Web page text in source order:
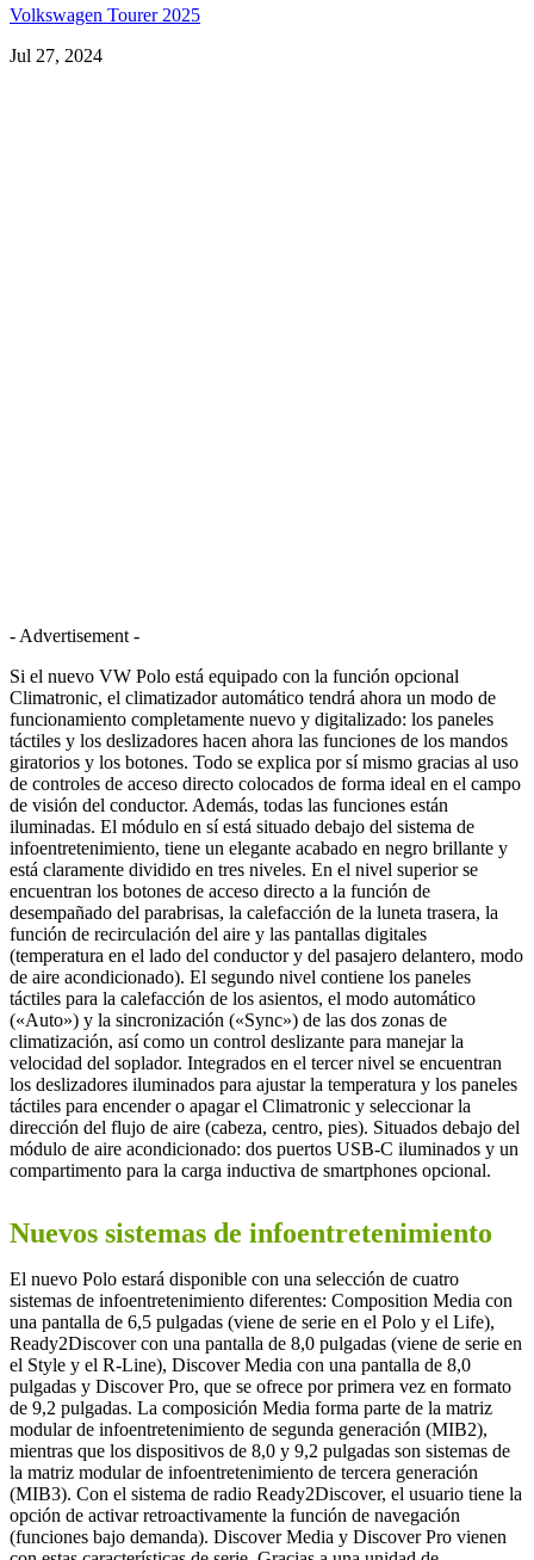
Volkswagen Tourer 2025
Jul 27, 2024
- Advertisement -
Si el nuevo VW Polo está equipado con la función opcional
Climatronic, el climatizador automático tendrá ahora un modo de
funcionamiento completamente nuevo y digitalizado: los paneles
táctiles y los deslizadores hacen ahora las funciones de los mandos
giratorios y los botones. Todo se explica por sí mismo gracias al uso
de controles de acceso directo colocados de forma ideal en el campo
de visión del conductor. Además, todas las funciones están
iluminadas. El módulo en sí está situado debajo del sistema de
infoentretenimiento, tiene un elegante acabado en negro brillante y
está claramente dividido en tres niveles. En el nivel superior se
encuentran los botones de acceso directo a la función de
desempañado del parabrisas, la calefacción de la luneta trasera, la
función de recirculación del aire y las pantallas digitales
(temperatura en el lado del conductor y del pasajero delantero, modo
de aire acondicionado). El segundo nivel contiene los paneles
táctiles para la calefacción de los asientos, el modo automático
(«Auto») y la sincronización («Sync») de las dos zonas de
climatización, así como un control deslizante para manejar la
velocidad del soplador. Integrados en el tercer nivel se encuentran
los deslizadores iluminados para ajustar la temperatura y los paneles
táctiles para encender o apagar el Climatronic y seleccionar la
dirección del flujo de aire (cabeza, centro, pies). Situados debajo del
módulo de aire acondicionado: dos puertos USB-C iluminados y un
compartimento para la carga inductiva de smartphones opcional.
Nuevos sistemas de infoentretenimiento
El nuevo Polo estará disponible con una selección de cuatro
sistemas de infoentretenimiento diferentes: Composition Media con
una pantalla de 6,5 pulgadas (viene de serie en el Polo y el Life),
Ready2Discover con una pantalla de 8,0 pulgadas (viene de serie en
el Style y el R-Line), Discover Media con una pantalla de 8,0
pulgadas y Discover Pro, que se ofrece por primera vez en formato
de 9,2 pulgadas. La composición Media forma parte de la matriz
modular de infoentretenimiento de segunda generación (MIB2),
mientras que los dispositivos de 8,0 y 9,2 pulgadas son sistemas de
la matriz modular de infoentretenimiento de tercera generación
(MIB3). Con el sistema de radio Ready2Discover, el usuario tiene la
opción de activar retroactivamente la función de navegación
(funciones bajo demanda). Discover Media y Discover Pro vienen